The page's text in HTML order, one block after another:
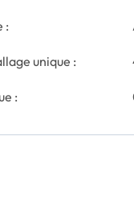
:
unique :
: